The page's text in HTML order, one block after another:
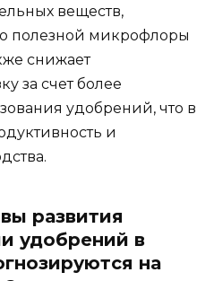
веществ,
полезной микрофлоры
снижает
за счет более
удобрений, что в
и
развития
удобрений в
на